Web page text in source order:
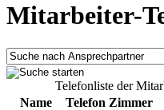
Mitarbeiter-
Telefonliste der
Name
Telefon Zimmer